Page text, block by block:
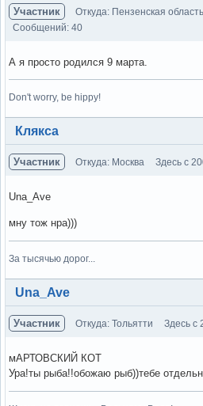
Участник Откуда: Пензенская область
Сообщений: 40
А я просто родился 9 марта.
Don't worry, be hippy!
Вне форума
Клякса
Участник Откуда: Москва Здесь с
Una_Ave
мну тож нра)))
За тысячью дорог...
Вне форума
Una_Ave
Участник Откуда: Тольятти Здесь с
мАРТОВСКИЙ КОТ
Ура!ты рыба!!обожаю рыб))тебе